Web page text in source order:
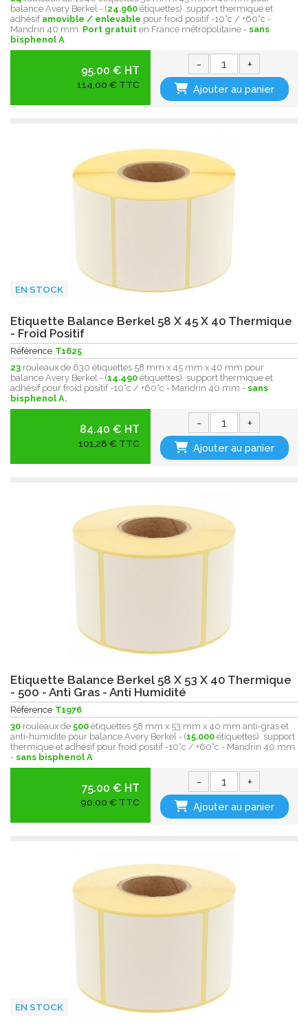
balance Avery Berkel - (24.960 étiquettes) support thermique et
adhésif amovible / enlevable pour froid positif -10°c / +60°c -
Mandrin 40 mm. Port gratuit en France métropolitaine - sans
bisphenol A
95.00 € HT
114,00 € TTC
- +
Ajouter au panier
EN STOCK
Etiquette Balance Berkel 58 X 45 X 40 Thermique
- Froid Positif
Référence T1625
23 rouleaux de 630 étiquettes 58 mm x 45 mm x 40 mm pour
balance Avery Berkel - (14.490 étiquettes) support thermique et
adhésif pour froid positif -10°c / +60°c - Mandrin 40 mm - sans
bisphenol A.
84.40 € HT
101,28 € TTC
- +
Ajouter au panier
Etiquette Balance Berkel 58 X 53 X 40 Thermique
- 500 - Anti Gras - Anti Humidité
Référence T1976
30 rouleaux de 500 étiquettes 58 mm x 53 mm x 40 mm anti-gras et
anti-humidité pour balance Avery Berkel - (15.000 étiquettes) support
thermique et adhésif pour froid positif -10°c / +60°c - Mandrin 40 mm
- sans bisphenol A
75.00 € HT
90,00 € TTC
- +
Ajouter au panier
EN STOCK